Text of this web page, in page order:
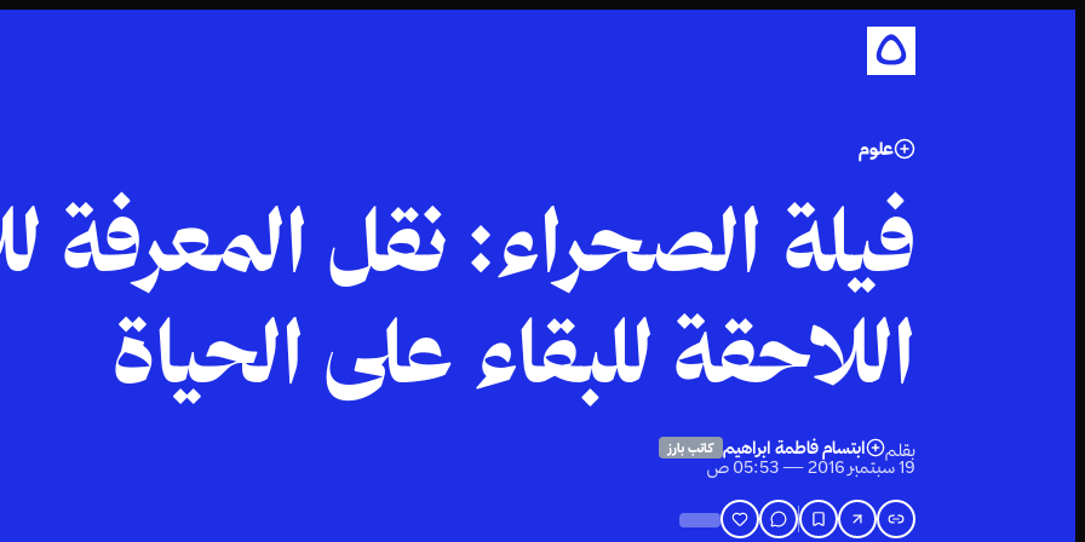
علوم
فيلة الصحراء: نقل المعرفة
اللاحقة للبقاء على الحياة
بقلم ابتسام فاطمة ابراهيم كاتب بارز
19 سبتمبر 2016 — 05:53 ص